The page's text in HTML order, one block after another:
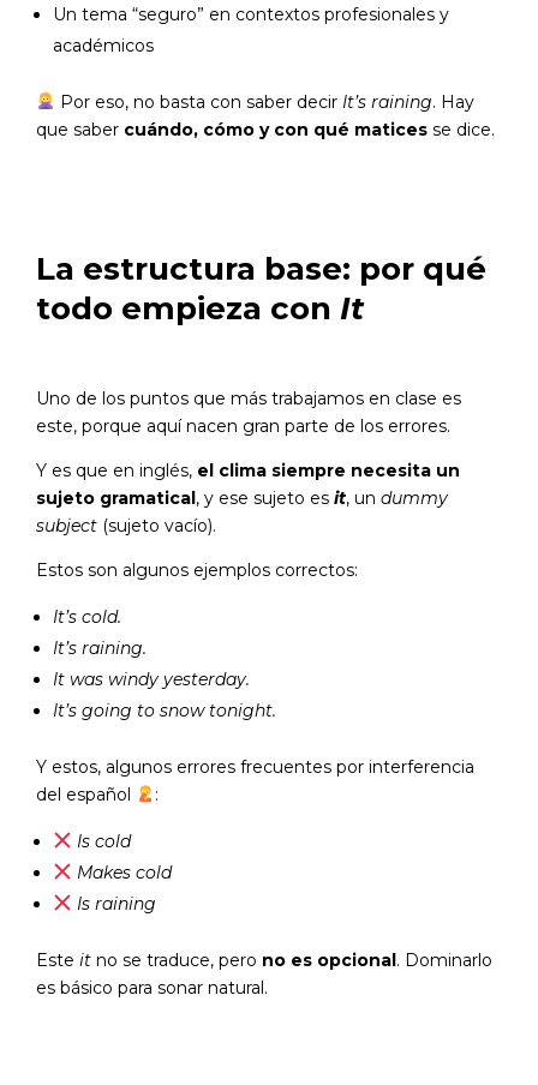
Un tema “seguro” en contextos profesionales y
académicos
Por eso, no basta con saber decir It’s raining. Hay
que saber cuándo, cómo y con qué matices se dice.
La estructura base: por qué
todo empieza con It
Uno de los puntos que más trabajamos en clase es
este, porque aquí nacen gran parte de los errores.
Y es que en inglés, el clima siempre necesita un
sujeto gramatical, y ese sujeto es it, un dummy
subject (sujeto vacío).
Estos son algunos ejemplos correctos:
It’s cold.
It’s raining.
It was windy yesterday.
It’s going to snow tonight.
Y estos, algunos errores frecuentes por interferencia
del español
:
Is cold
Makes cold
Is raining
Este it no se traduce, pero no es opcional. Dominarlo
es básico para sonar natural.